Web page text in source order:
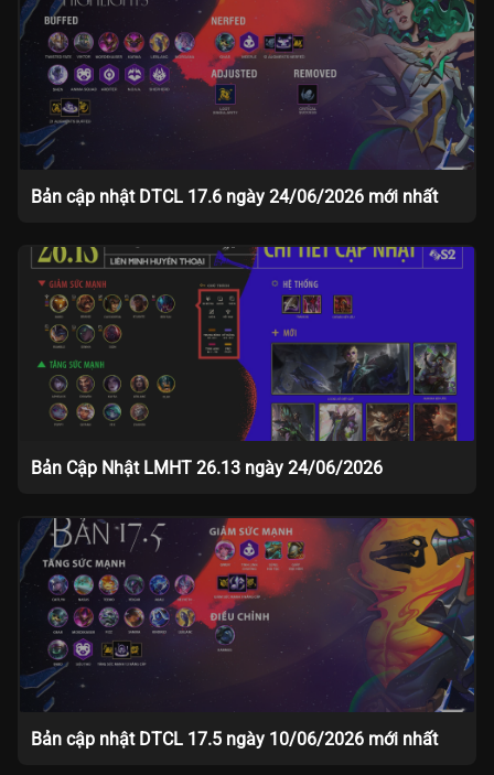
Bản cập nhật DTCL 17.6 ngày 24/06/2026 mới nhất
Bản Cập Nhật LMHT 26.13 ngày 24/06/2026
Bản cập nhật DTCL 17.5 ngày 10/06/2026 mới nhất